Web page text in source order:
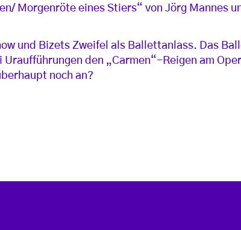
Morgenröte eines Stiers“ von Jörg Mannes
und Bizets Zweifel als Ballettanlass. Das
den „Carmen“-Reigen am
noch an?